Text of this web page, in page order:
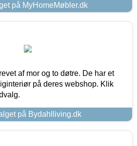
på MyHomeMøbler.dk
af mor og to døtre. De har et
på deres webshop. Klik
på Bydahlliving.dk